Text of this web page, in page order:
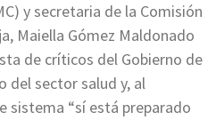
y secretaria de la Comisión
Maiella Gómez Maldonado
de críticos del Gobierno de
del sector salud y, al
sistema “sí está preparado